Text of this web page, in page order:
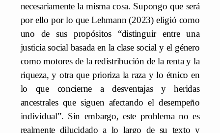
necesariamente la misma cosa. Supongo que será
por ello por lo que Lehmann (2023) eligió como
uno de sus propósitos “distinguir entre una
justicia social basada en la clase social y el género
como motores de la redistribución de la renta y la
riqueza, y otra que prioriza la raza y lo étnico en
lo que concierne a desventajas y heridas
ancestrales que siguen afectando el desempeño
individual”. Sin embargo, este problema no es
realmente dilucidado a lo largo de su texto y